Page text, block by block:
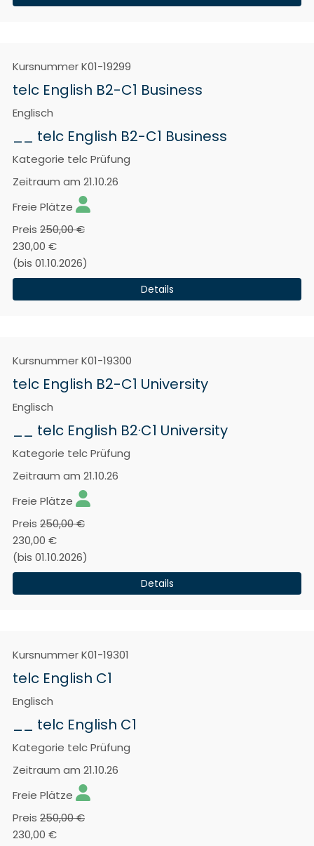
KursnummerK01-19299
telc English B2-C1 Business
Englisch
__ telc English B2-C1 Business
Kategorie telc Prüfung
Zeitraum am 21.10.26
Freie Plätze
Preis 250,00 €
230,00 €
(bis 01.10.2026)
Details
KursnummerK01-19300
telc English B2-C1 University
Englisch
__ telc English B2·C1 University
Kategorie telc Prüfung
Zeitraum am 21.10.26
Freie Plätze
Preis 250,00 €
230,00 €
(bis 01.10.2026)
Details
KursnummerK01-19301
telc English C1
Englisch
__ telc English C1
Kategorie telc Prüfung
Zeitraum am 21.10.26
Freie Plätze
Preis 250,00 €
230,00 €